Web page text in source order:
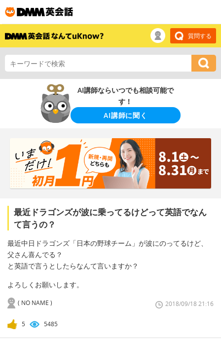
質問する
AI講師ならいつでも相談可能で
す！
AI講師に聞く
最近ドラゴンズが波に乗ってるけどって英語でなん
て言うの？
最近中日ドラゴンズ「日本の野球チーム」が波にのってるけど、
父さん喜んでる？
と英語で言うとしたらなんて言いますか？
よろしくお願いします。
( NO NAME ) 2018/09/18 21:16
5 5485